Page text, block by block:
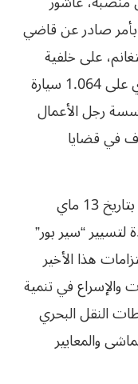
صادر عن قاضي
على خلفية
قضية إخراج وتحويل 311 حاوية تحتوي على 1.064 سيارة
رجل الأعمال
في قضايا
وكان حركاتي الذي تولى تسيير المجمع بتاريخ 13 ماي
“سير بور”
هذا الأخير
والإسراع في تنمية
النقل البحري
والمعايير